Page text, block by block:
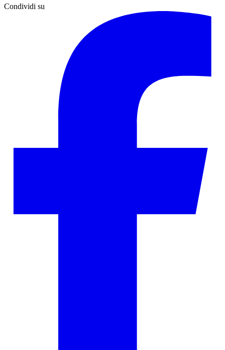
Condividi su